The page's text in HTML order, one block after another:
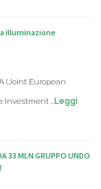
illuminazione
(Joint European
Investment …Leggi
33 MLN GRUPPO UNDO